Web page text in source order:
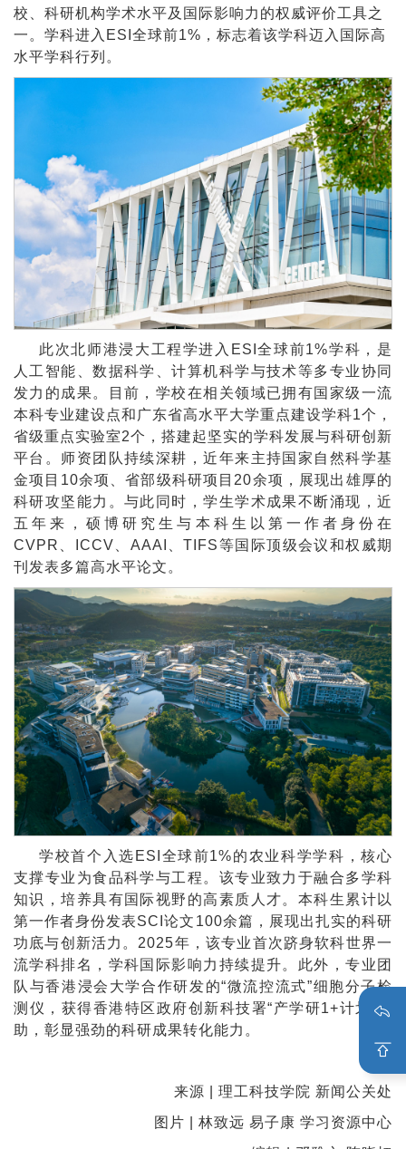
校、科研机构学术水平及国际影响力的权威评价工具之
一。学科进入ESI全球前1%，标志着该学科迈入国际高
水平学科行列。
此次北师港浸大工程学进入ESI全球前1%学科，是
人工智能、数据科学、计算机科学与技术等多专业协同
发力的成果。目前，学校在相关领域已拥有国家级一流
本科专业建设点和广东省高水平大学重点建设学科1个，
省级重点实验室2个，搭建起坚实的学科发展与科研创新
平台。师资团队持续深耕，近年来主持国家自然科学基
金项目10余项、省部级科研项目20余项，展现出雄厚的
科研攻坚能力。与此同时，学生学术成果不断涌现，近
五年来，硕博研究生与本科生以第一作者身份在
CVPR、ICCV、AAAI、TIFS等国际顶级会议和权威期
刊发表多篇高水平论文。
学校首个入选ESI全球前1%的农业科学学科，核心
支撑专业为食品科学与工程。该专业致力于融合多学科
知识，培养具有国际视野的高素质人才。本科生累计以
第一作者身份发表SCI论文100余篇，展现出扎实的科研
功底与创新活力。2025年，该专业首次跻身软科世界一
流学科排名，学科国际影响力持续提升。此外，专业团
队与香港浸会大学合作研发的“微流控流式”细胞分子检
测仪，获得香港特区政府创新科技署“产学研1+计划”资
助，彰显强劲的科研成果转化能力。
来源 | 理工科技学院 新闻公关处
图片 | 林致远 易子康 学习资源中心